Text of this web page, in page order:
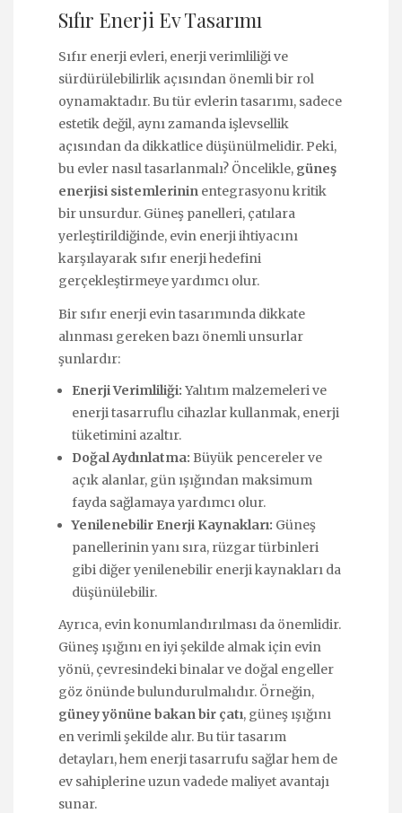
Sıfır Enerji Ev Tasarımı
Sıfır enerji evleri, enerji verimliliği ve
sürdürülebilirlik açısından önemli bir rol
oynamaktadır. Bu tür evlerin tasarımı, sadece
estetik değil, aynı zamanda işlevsellik
açısından da dikkatlice düşünülmelidir. Peki,
bu evler nasıl tasarlanmalı? Öncelikle, güneş
enerjisi sistemlerinin entegrasyonu kritik
bir unsurdur. Güneş panelleri, çatılara
yerleştirildiğinde, evin enerji ihtiyacını
karşılayarak sıfır enerji hedefini
gerçekleştirmeye yardımcı olur.
Bir sıfır enerji evin tasarımında dikkate
alınması gereken bazı önemli unsurlar
şunlardır:
Enerji Verimliliği: Yalıtım malzemeleri ve
enerji tasarruflu cihazlar kullanmak, enerji
tüketimini azaltır.
Doğal Aydınlatma: Büyük pencereler ve
açık alanlar, gün ışığından maksimum
fayda sağlamaya yardımcı olur.
Yenilenebilir Enerji Kaynakları: Güneş
panellerinin yanı sıra, rüzgar türbinleri
gibi diğer yenilenebilir enerji kaynakları da
düşünülebilir.
Ayrıca, evin konumlandırılması da önemlidir.
Güneş ışığını en iyi şekilde almak için evin
yönü, çevresindeki binalar ve doğal engeller
göz önünde bulundurulmalıdır. Örneğin,
güney yönüne bakan bir çatı, güneş ışığını
en verimli şekilde alır. Bu tür tasarım
detayları, hem enerji tasarrufu sağlar hem de
ev sahiplerine uzun vadede maliyet avantajı
sunar.